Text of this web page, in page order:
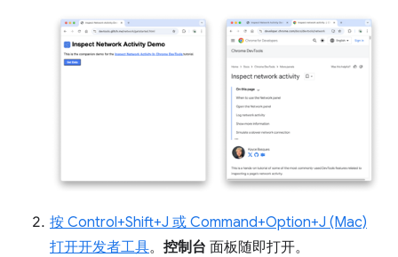
按 Control+Shift+J 或 Command+Option+J (Mac)
打开开发者工具。 控制台 面板随即打开。